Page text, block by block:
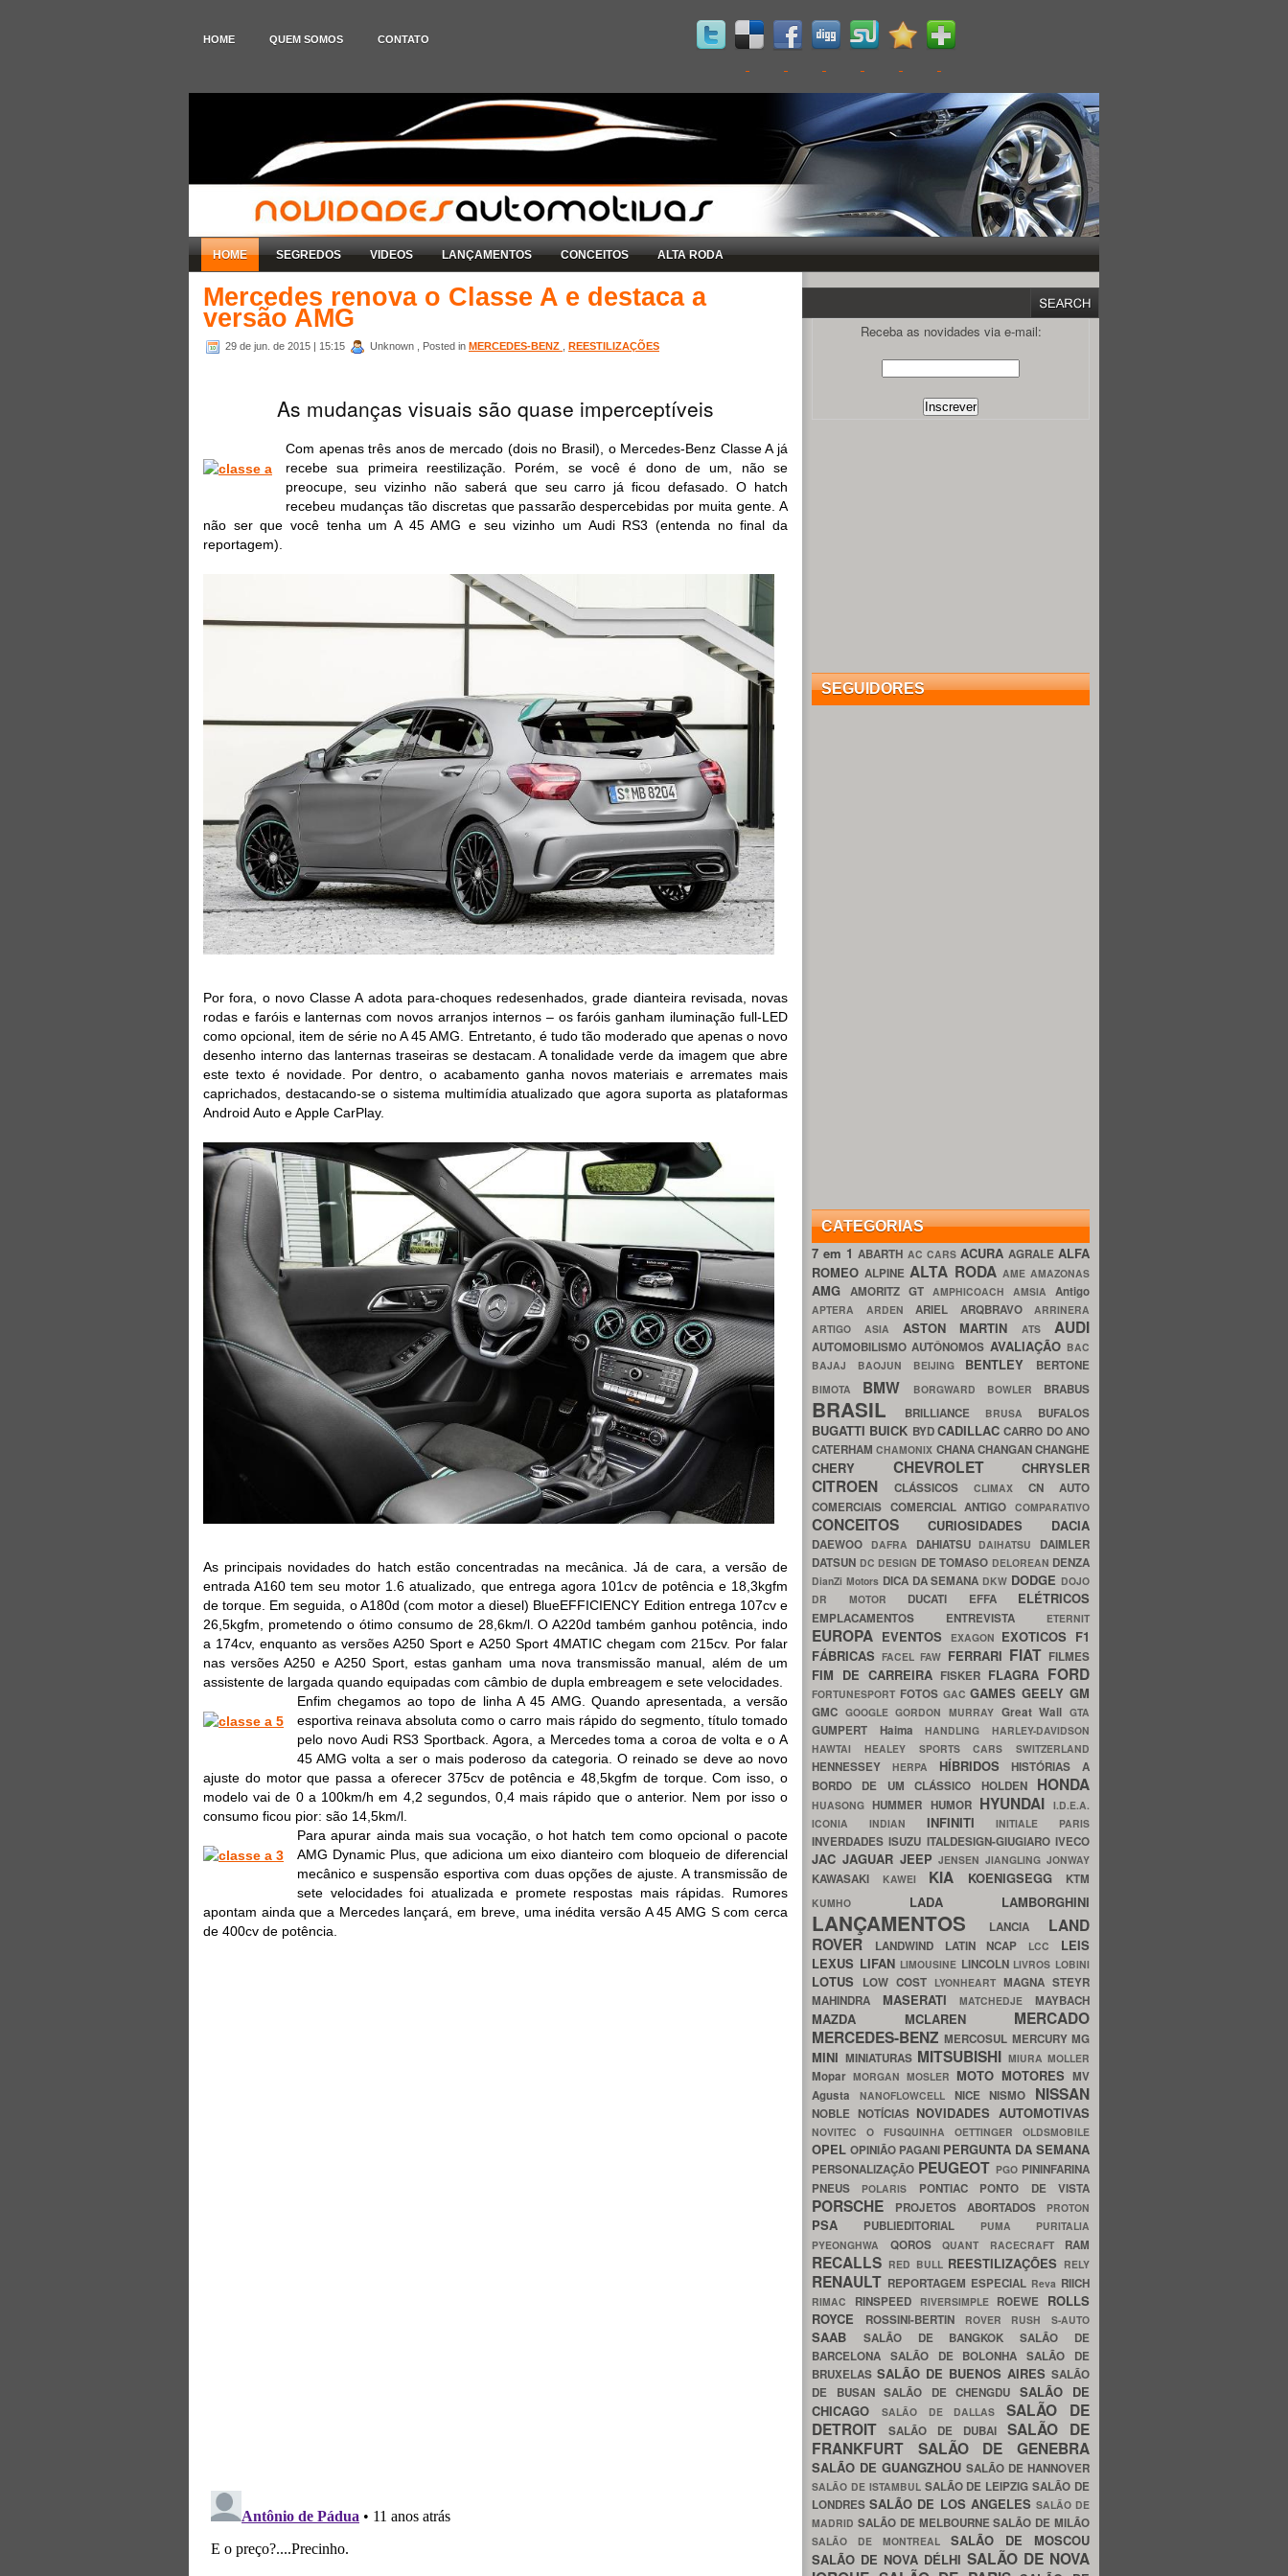
HOME QUEM SOMOS CONTATO
HOME SEGREDOS VIDEOS LANÇAMENTOS CONCEITOS ALTA RODA
Mercedes renova o Classe A e destaca a
versão AMG
29 de jun. de 2015 | 15:15 Unknown , Posted in MERCEDES-BENZ REESTILIZAÇÕES
As mudanças visuais são quase imperceptíveis
Com apenas três anos de mercado (dois no Brasil), o Mercedes-Benz Classe A já
recebe sua primeira reestilização. Porém, se você é dono de um, não se
preocupe, seu vizinho não saberá que seu carro já ficou defasado. O hatch
recebeu mudanças tão discretas que passarão despercebidas por muita gente. A
não ser que você tenha um A 45 AMG e seu vizinho um Audi RS3 (entenda no final da
reportagem).
Por fora, o novo Classe A adota para-choques redesenhados, grade dianteira revisada, novas
rodas e faróis e lanternas com novos arranjos internos – os faróis ganham iluminação full-LED
como opcional, item de série no A 45 AMG. Entretanto, é tudo tão moderado que apenas o novo
desenho interno das lanternas traseiras se destacam. A tonalidade verde da imagem que abre
este texto é novidade. Por dentro, o acabamento ganha novos materiais e arremates mais
caprichados, destacando-se o sistema multimídia atualizado que agora suporta as plataformas
Android Auto e Apple CarPlay.
As principais novidades do hatch estão concentradas na mecânica. Já de cara, a versão de
entrada A160 tem seu motor 1.6 atualizado, que entrega agora 101cv de potência e 18,3kgfm
de torque. Em seguida, o A180d (com motor a diesel) BlueEFFICIENCY Edition entrega 107cv e
26,5kgfm, prometendo o ótimo consumo de 28,6km/l. O A220d também ganhou potência, indo
a 174cv, enquanto as versões A250 Sport e A250 Sport 4MATIC chegam com 215cv. Por falar
nas versões A250 e A250 Sport, estas ganham uma nova transmissão manual, além de um
assistente de largada quando equipadas com câmbio de dupla embreagem e sete velocidades.
Enfim chegamos ao topo de linha A 45 AMG. Quando apresentada, a versão
esportiva reinava absoluta como o carro mais rápido do segmento, título tomado
pelo novo Audi RS3 Sportback. Agora, a Mercedes toma a coroa de volta e o A
45 AMG volta a ser o mais poderoso da categoria. O reinado se deve ao novo
ajuste do motor que passa a oferecer 375cv de potência e 48,5kgfm de torque. Com isso, o
modelo vai de 0 a 100km/h em 4,2 segundos, 0,4 mais rápido que o anterior. Nem por isso o
consumo ficou pior: são 14,5km/l.
Para apurar ainda mais sua vocação, o hot hatch tem como opcional o pacote
AMG Dynamic Plus, que adiciona um eixo dianteiro com bloqueio de diferencial
mecânico e suspensão esportiva com duas opções de ajuste. A transmissão de
sete velocidades foi atualizada e promete respostas mais rápidas. Rumores
apontam ainda que a Mercedes lançará, em breve, uma inédita versão A 45 AMG S com cerca
de 400cv de potência.
Receba as novidades via e-mail:
SEGUIDORES
CATEGORIAS
7 em 1ABARTH AC CARS ACURA AGRALE ALFA
ROMEOALPINEALTA RODA AME AMAZONAS
AMG AMORITZ GT AMPHICOACH AMSIA Antigo
APTERA ARDEN ARIEL ARQBRAVO ARRINERA
ARTIGO ASIA ASTON MARTINATS AUDI
AUTOMOBILISMOAUTÔNOMOS AVALIAÇÃO BAC
BAJAJ BAOJUN BEIJING BENTLEY BERTONE
BIMOTA BMW BORGWARD BOWLER BRABUS
BRASIL BRILLIANCE BRUSA BUFALOS
BUGATTI BUICK BYDCADILLACCARRO DO ANO
CATERHAMCHAMONIX CHANACHANGANCHANGHE
CHERY CHEVROLET CHRYSLER
CITROEN CLÁSSICOS CLIMAX CN AUTO
COMERCIAIS COMERCIAL ANTIGOCOMPARATIVO
CONCEITOS CURIOSIDADES DACIA
DAEWOO DAFRA DAHIATSU DAIHATSU DAIMLER
DATSUN DC DESIGN DE TOMASO DELOREAN DENZA
DianZi Motors DICA DA SEMANA DKW DODGE DOJO
DR MOTOR DUCATI EFFA ELÉTRICOS
EMPLACAMENTOS ENTREVISTA ETERNIT
EUROPA EVENTOS EXAGON EXOTICOS F1
FÁBRICASFACELFAW FERRARI FIAT FILMES
FIM DE CARREIRA FISKER FLAGRA FORD
FORTUNESPORT FOTOS GACGAMESGEELYGM
GMC GOOGLEGORDON MURRAY Great WallGTA
GUMPERT HaimaHANDLINGHARLEY-DAVIDSON
HAWTAI HEALEY SPORTS CARS SWITZERLAND
HENNESSEY HERPA HÍBRIDOSHISTÓRIAS A
BORDO DE UM CLÁSSICO HOLDEN HONDA
HUASONGHUMMER HUMOR HYUNDAI I.D.E.A.
ICONIA INDIAN INFINITIINITIALE PARIS
INVERDADESISUZU ITALDESIGN-GIUGIAROIVECO
JAC JAGUAR JEEPJENSENJIANGLINGJONWAY
KAWASAKI KAWEI KIA KOENIGSEGG KTM
KUMHO LADA LAMBORGHINI
LANÇAMENTOS LANCIA LAND
ROVER
LANDWIND LATIN NCAP LCC LEIS
LEXUS LIFAN LIMOUSINE LINCOLN LIVROS LOBINI
LOTUS LOW COST LYONHEART MAGNA STEYR
MAHINDRA MASERATIMATCHEDJEMAYBACH
MAZDA MCLAREN MERCADO
MERCEDES-BENZMERCOSUL MERCURYMG
MINI MINIATURAS MITSUBISHI MIURA MOLLER
Mopar MORGAN MOSLER MOTO MOTORES MV
Agusta NANOFLOWCELL NICENISMO NISSAN
NOBLE NOTÍCIAS NOVIDADES AUTOMOTIVAS
NOVITEC O FUSQUINHA OETTINGER OLDSMOBILE
OPEL OPINIÃO PAGANI PERGUNTA DA SEMANA
PERSONALIZAÇÃO PEUGEOT PGO PININFARINA
PNEUS
POLARIS PONTIAC PONTO DE VISTA
PORSCHE PROJETOS ABORTADOS PROTON
PSA PUBLIEDITORIAL PUMA PURITALIA
PYEONGHWA QOROS QUANT RACECRAFT RAM
RECALLS RED BULL REESTILIZAÇÕES RELY
RENAULT REPORTAGEM ESPECIAL Reva RIICH
RIMAC RINSPEED RIVERSIMPLE ROEWE ROLLS
ROYCE
ROSSINI-BERTIN ROVER RUSH S-AUTO
SAAB SALÃO DE BANGKOKSALÃO DE
BARCELONA SALÃO DE BOLONHASALÃO DE
BRUXELAS SALÃO DE BUENOS AIRES SALÃO
DE BUSAN SALÃO DE CHENGDU SALÃO DE
CHICAGO
SALÃO DE DALLASSALÃO DE
DETROIT
SALÃO DE DUBAI SALÃO DE
FRANKFURT SALÃO DE GENEBRA
SALÃO DE GUANGZHOU SALÃO DE HANNOVER
SALÃO DE ISTAMBUL SALÃO DE LEIPZIGSALÃO DE
LONDRESSALÃO DE LOS ANGELES SALÃO DE
MADRID SALÃO DE MELBOURNESALÃO DE MILÃO
SALÃO DE MONTREAL SALÃO DE MOSCOU
SALÃO DE NOVA DÉLHI SALÃO DE NOVA